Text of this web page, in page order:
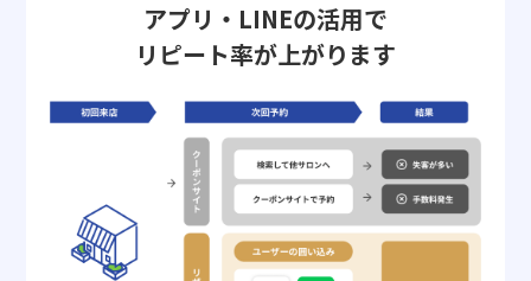
アプリ・LINEの活用で
リピート率が上がります